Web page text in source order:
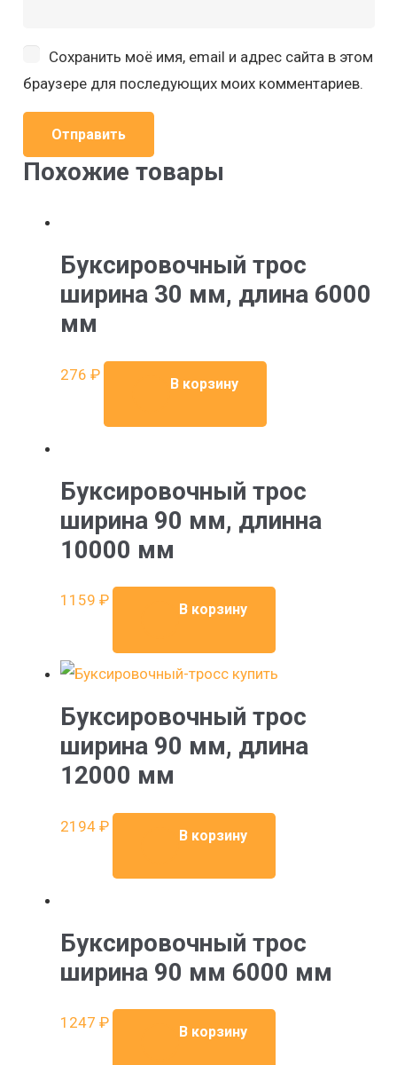
Сохранить моё имя, email и адрес сайта в этом
браузере для последующих моих комментариев.
Похожие товары
Буксировочный трос
ширина 30 мм, длина 6000
мм
276 ₽
В корзину
Буксировочный трос
ширина 90 мм, длинна
10000 мм
1159 ₽
В корзину
Буксировочный трос
ширина 90 мм, длина
12000 мм
2194 ₽
В корзину
Буксировочный трос
ширина 90 мм 6000 мм
1247 ₽
В корзину